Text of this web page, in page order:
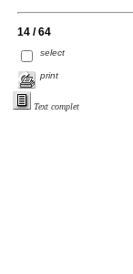
14 / 64
select
print
Text complet